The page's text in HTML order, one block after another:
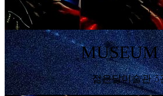
젊은달미술관 3관
젊은달미술관 3